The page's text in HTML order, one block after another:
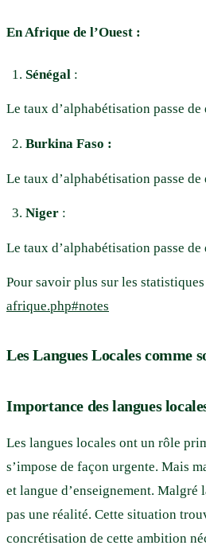
En Afrique de l’Ouest :
Sénégal :
Le taux d’alphabétisation passe
Burkina Faso :
Le taux d’alphabétisation passe
Niger :
Le taux d’alphabétisation passe
Pour savoir plus sur les
afrique.php#notes
Les Langues Locales comme
Importance des langues
Les langues locales ont un rôle
s’impose de façon urgente. Mais
et langue d’enseignement.
pas une réalité. Cette situation
concrétisation de cette ambition